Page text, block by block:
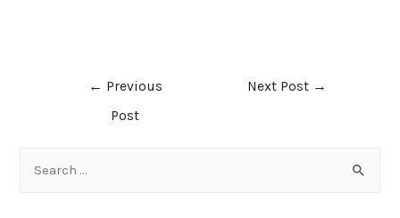
← Previous
Post
Next Post →